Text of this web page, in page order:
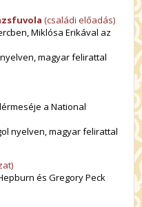
a (családi előadás)
Miklósa Erikával az
magyar felirattal
a National
nyelven, magyar felirattal
és Gregory Peck